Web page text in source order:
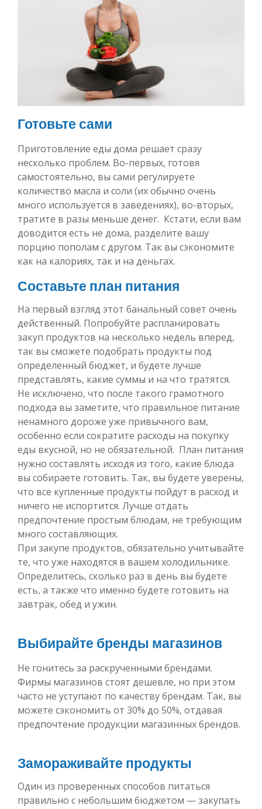
Готовьте сами
Приготовление еды дома решает сразу
несколько проблем. Во-первых, готовя
самостоятельно, вы сами регулируете
количество масла и соли (их обычно очень
много используется в заведениях), во-вторых,
тратите в разы меньше денег. Кстати, если вам
доводится есть не дома, разделите вашу
порцию пополам с другом. Так вы сэкономите
как на калориях, так и на деньгах.
Составьте план питания
На первый взгляд этот банальный совет очень
действенный. Попробуйте распланировать
закуп продуктов на несколько недель вперед,
так вы сможете подобрать продукты под
определенный бюджет, и будете лучше
представлять, какие суммы и на что тратятся.
Не исключено, что после такого грамотного
подхода вы заметите, что правильное питание
ненамного дороже уже привычного вам,
особенно если сократите расходы на покупку
еды вкусной, но не обязательной. План питания
нужно составлять исходя из того, какие блюда
вы собираете готовить. Так, вы будете уверены,
что все купленные продукты пойдут в расход и
ничего не испортится. Лучше отдать
предпочтение простым блюдам, не требующим
много составляющих.
При закупе продуктов, обязательно учитывайте
те, что уже находятся в вашем холодильнике.
Определитесь, сколько раз в день вы будете
есть, а также что именно будете готовить на
завтрак, обед и ужин.
Выбирайте бренды магазинов
Не гонитесь за раскрученными брендами.
Фирмы магазинов стоят дешевле, но при этом
часто не уступают по качеству брендам. Так, вы
можете сэкономить от 30% до 50%, отдавая
предпочтение продукции магазинных брендов.
Замораживайте продукты
Один из проверенных способов питаться
правильно с небольшим бюджетом — закупать